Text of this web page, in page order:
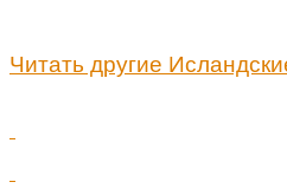
Читать другие